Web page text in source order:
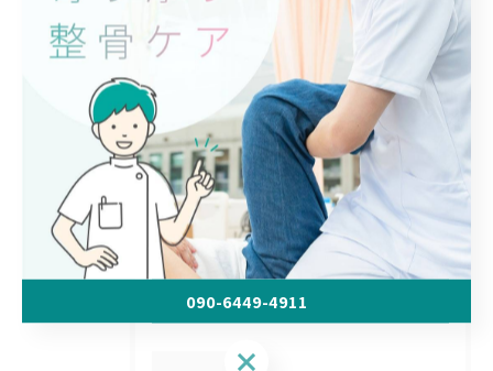
ひとりのお体に最適な施術を行っております。
< 前のページ 一覧に戻る 次のページ >
最近の投稿 Recent Posts
090-6449-4911
090-6449-4911